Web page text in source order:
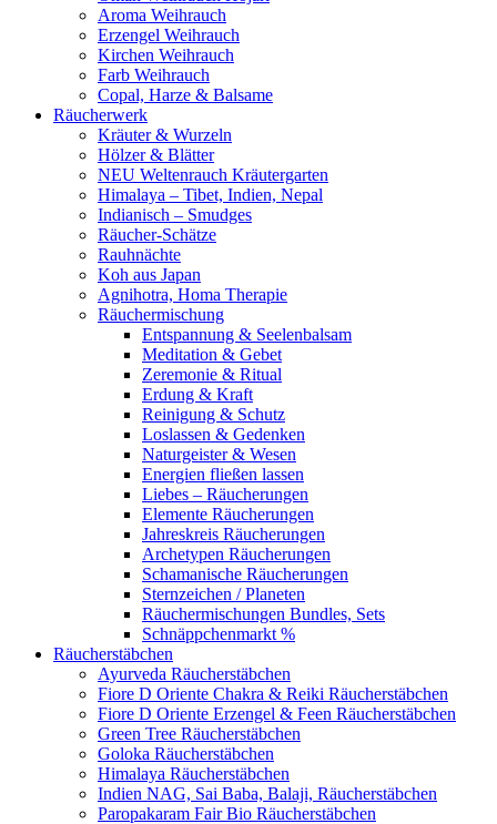
Aroma Weihrauch
Erzengel Weihrauch
Kirchen Weihrauch
Farb Weihrauch
Copal, Harze & Balsame
Räucherwerk
Kräuter & Wurzeln
Hölzer & Blätter
NEU Weltenrauch Kräutergarten
Himalaya – Tibet, Indien, Nepal
Indianisch – Smudges
Räucher-Schätze
Rauhnächte
Koh aus Japan
Agnihotra, Homa Therapie
Räuchermischung
Entspannung & Seelenbalsam
Meditation & Gebet
Zeremonie & Ritual
Erdung & Kraft
Reinigung & Schutz
Loslassen & Gedenken
Naturgeister & Wesen
Energien fließen lassen
Liebes – Räucherungen
Elemente Räucherungen
Jahreskreis Räucherungen
Archetypen Räucherungen
Schamanische Räucherungen
Sternzeichen / Planeten
Räuchermischungen Bundles, Sets
Schnäppchenmarkt %
Räucherstäbchen
Ayurveda Räucherstäbchen
Fiore D Oriente Chakra & Reiki Räucherstäbchen
Fiore D Oriente Erzengel & Feen Räucherstäbchen
Green Tree Räucherstäbchen
Goloka Räucherstäbchen
Himalaya Räucherstäbchen
Indien NAG, Sai Baba, Balaji, Räucherstäbchen
Paropakaram Fair Bio Räucherstäbchen